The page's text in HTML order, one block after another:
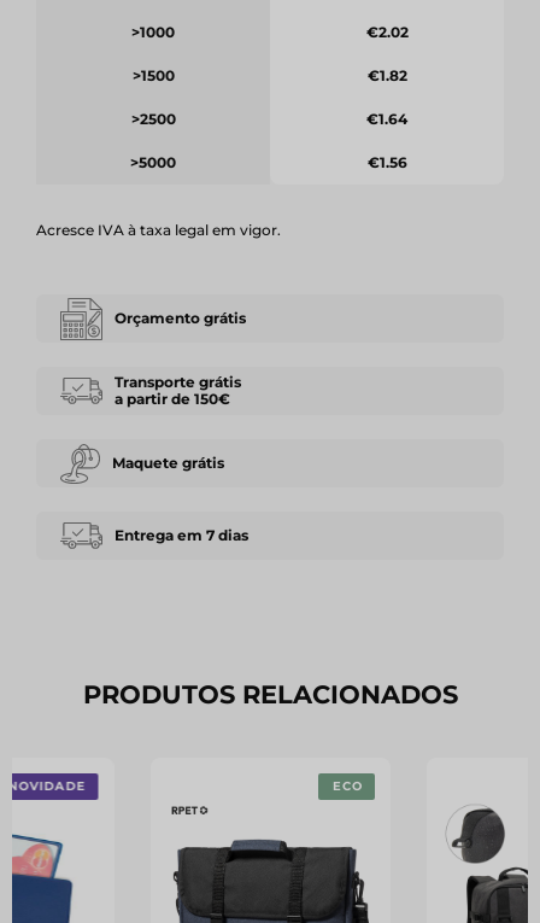
>1000
>1500
>2500
>5000
€2.02
€1.82
€1.64
€1.56
Acresce IVA à taxa legal em vigor.
Orçamento grátis
Transporte grátis
a partir de 150€
Maquete grátis
Entrega em 7 dias
PRODUTOS RELACIONADOS
NOVIDADE ECO